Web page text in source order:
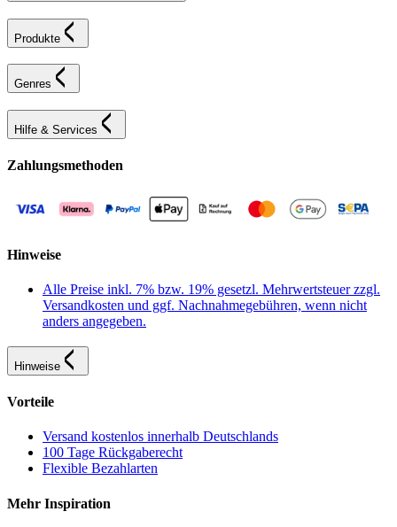
Produkte
Genres
Hilfe & Services
Zahlungsmethoden
Hinweise
Alle Preise inkl. 7% bzw. 19% gesetzl. Mehrwertsteuer zzgl.
Versandkosten und ggf. Nachnahmegebühren, wenn nicht
anders angegeben.
Hinweise
Vorteile
Versand kostenlos innerhalb Deutschlands
100 Tage Rückgaberecht
Flexible Bezahlarten
Mehr Inspiration